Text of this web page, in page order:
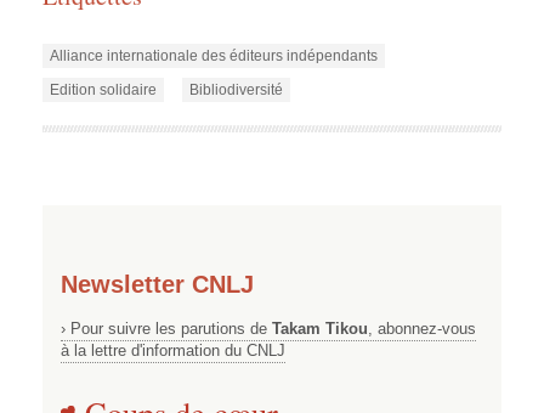
Alliance internationale des éditeurs indépendants
Edition solidaire
Bibliodiversité
Newsletter CNLJ
› Pour suivre les parutions de Takam Tikou, abonnez-vous
à la lettre d'information du CNLJ